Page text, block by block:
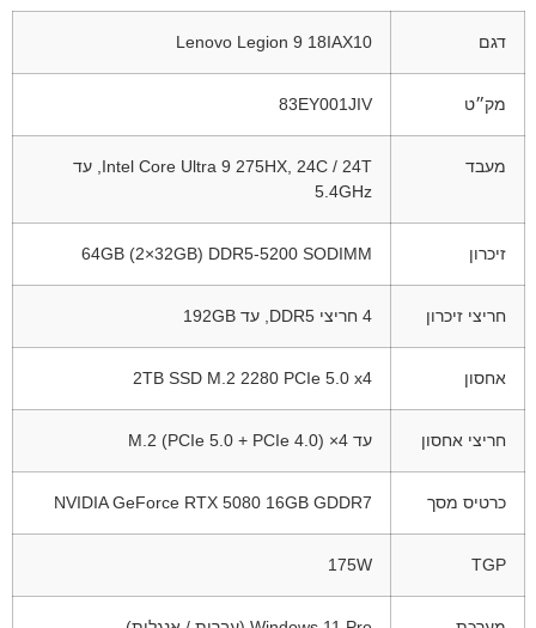
דגם Lenovo Legion 9 18IAX10
מק״ט 83EY001JIV
מעבד
Intel Core Ultra 9 275HX, 24C / 24T, עד
5.4GHz
זיכרון 64GB (2×32GB) DDR5-5200 SODIMM
חריצי זיכרון 4 חריצי DDR5, עד 192GB
אחסון 2TB SSD M.2 2280 PCIe 5.0 x4
חריצי אחסון עד 4× M.2 (PCIe 5.0 + PCIe 4.0)
כרטיס מסך NVIDIA GeForce RTX 5080 16GB GDDR7
TGP
175W